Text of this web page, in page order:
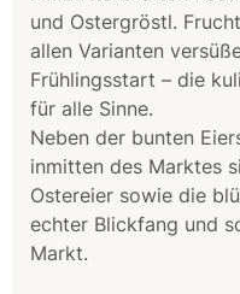
und Ostergröstl.
allen Varianten
Frühlingsstart – die
für alle Sinne.
Neben der bunten
inmitten des Marktes
Ostereier sowie die
echter Blickfang und
Markt.